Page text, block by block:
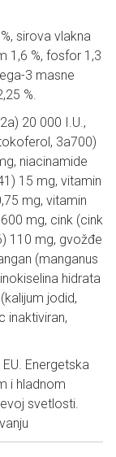
sirova vlakna
1,6 %, fosfor 1,3
3 masne
%.
20 000 I.U.,
3a700)
niacinamide
15 mg, vitamin
mg, vitamin
mg, cink (cink
110 mg, gvožđe
(manganus
hidrata
jodid,
inaktiviran,
Energetska
i hladnom
svetlosti.